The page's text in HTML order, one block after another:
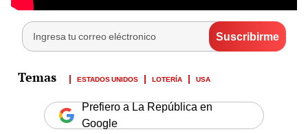
ESTADOS UNIDOS LOTERÍA USA
Prefiero a La República en
Google